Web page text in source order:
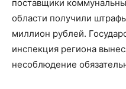
поставщики
области получили
миллион рублей.
инспекция региона
несоблюдение